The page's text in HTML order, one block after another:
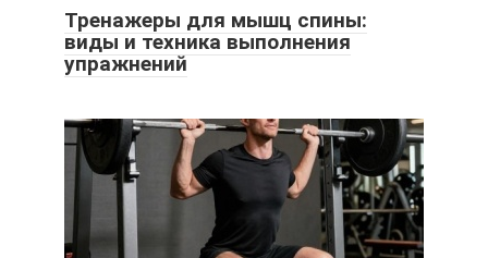
Тренажеры для мышц спины:
виды и техника выполнения
упражнений